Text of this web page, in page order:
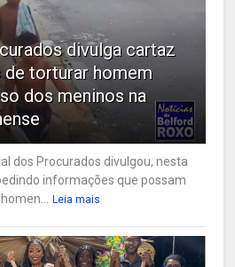
divulga cartaz
torturar homem
dos meninos na
dos Procurados divulgou, nesta
informações que possam
Leia mais